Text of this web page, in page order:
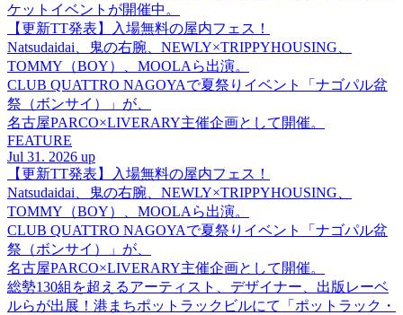
ケットイベントが開催中。
【更新TT発表】入場無料の屋内フェス！
Natsudaidai、鬼の右腕、NEWLY×TRIPPYHOUSING、
TOMMY（BOY）、MOOLAら出演。
CLUB QUATTRO NAGOYAで夏祭りイベント「ナゴパル盆
祭（ボンサイ）」が、
名古屋PARCO×LIVERARY主催企画として開催。
FEATURE
Jul 31. 2026 up
【更新TT発表】入場無料の屋内フェス！
Natsudaidai、鬼の右腕、NEWLY×TRIPPYHOUSING、
TOMMY（BOY）、MOOLAら出演。
CLUB QUATTRO NAGOYAで夏祭りイベント「ナゴパル盆
祭（ボンサイ）」が、
名古屋PARCO×LIVERARY主催企画として開催。
総勢130組を超えるアーティスト、デザイナー、出版レーベ
ルらが出展！港まちポットラックビルにて「ポットラック・